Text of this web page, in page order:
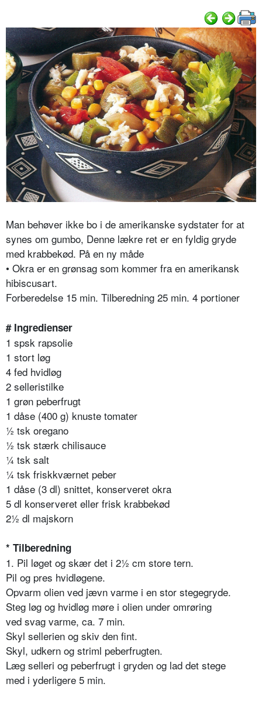
Man behøver ikke bo i de amerikanske sydstater for at
synes om gumbo, Denne lækre ret er en fyldig gryde
med krabbekød. På en ny måde
• Okra er en grønsag som kommer fra en amerikansk
hibiscusart.
Forberedelse 15 min. Tilberedning 25 min. 4 portioner
# Ingredienser
1 spsk rapsolie
1 stort løg
4 fed hvidløg
2 selleristilke
1 grøn peberfrugt
1 dåse (400 g) knuste tomater
½ tsk oregano
½ tsk stærk chilisauce
¼ tsk salt
¼ tsk friskkværnet peber
1 dåse (3 dl) snittet, konserveret okra
5 dl konserveret eller frisk krabbekød
2½ dl majskorn
* Tilberedning
1. Pil løget og skær det i 2½ cm store tern.
Pil og pres hvidløgene.
Opvarm olien ved jævn varme i en stor stegegryde.
Steg løg og hvidløg møre i olien under omrøring
ved svag varme, ca. 7 min.
Skyl sellerien og skiv den fint.
Skyl, udkern og striml peberfrugten.
Læg selleri og peberfrugt i gryden og lad det stege
med i yderligere 5 min.